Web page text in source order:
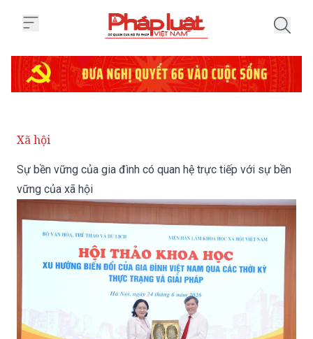
Sự bền vững của gia đình có quan hệ trực tiếp với sự bền